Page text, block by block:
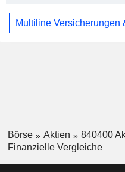
Multiline Versicherungen
Börse Aktien 840400
Finanzielle Vergleiche